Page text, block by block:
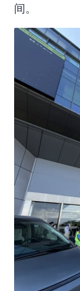
间。